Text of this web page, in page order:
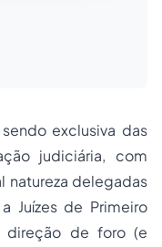
exclusiva das
judiciária, com
natureza delegadas
Juízes de Primeiro
direção de foro (e